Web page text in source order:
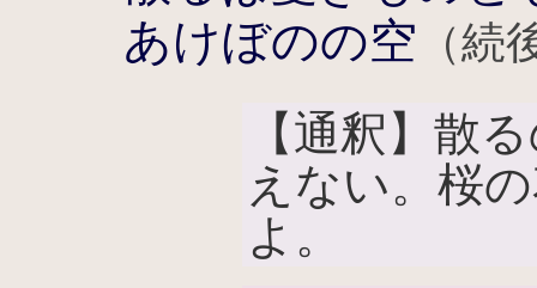
あけぼのの空 （続
【通釈】散
えない。桜
よ。